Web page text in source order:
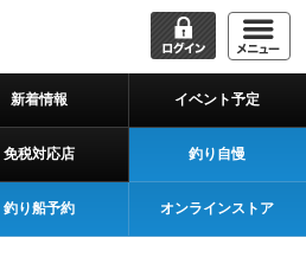
新着情報 イベント予定
免税対応店 釣り自慢
釣り船予約 オンラインストア